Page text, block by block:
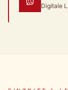
Digitale